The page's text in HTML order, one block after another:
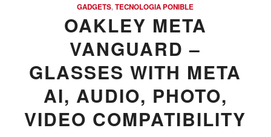
GADGETS,TECNOLOGIA PONIBLE
OAKLEY META
VANGUARD –
GLASSES WITH META
AI, AUDIO, PHOTO,
VIDEO COMPATIBILITY